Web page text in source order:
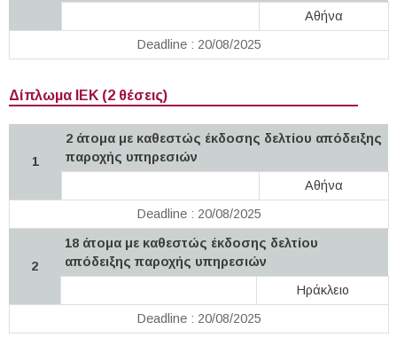
Αθήνα
Deadline : 20/08/2025
Δίπλωμα ΙΕΚ (2 θέσεις)
1
2 άτομα με καθεστώς έκδοσης δελτίου απόδειξης
παροχής υπηρεσιών
Αθήνα
Deadline : 20/08/2025
2
18 άτομα με καθεστώς έκδοσης δελτίου
απόδειξης παροχής υπηρεσιών
Ηράκλειο
Deadline : 20/08/2025